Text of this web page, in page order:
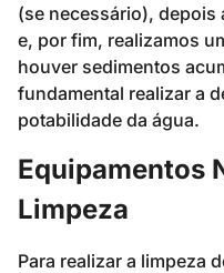
(se necessário),
e, por fim, realizamos
houver sedimentos
fundamental realizar a
potabilidade da água.
Equipamentos
Limpeza
Para realizar a limpeza